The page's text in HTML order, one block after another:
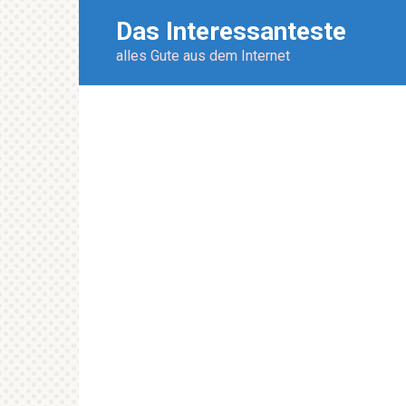
Das Interessanteste
alles Gute aus dem Internet